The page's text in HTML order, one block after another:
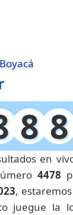
8 8
en
4478
,
juegue la